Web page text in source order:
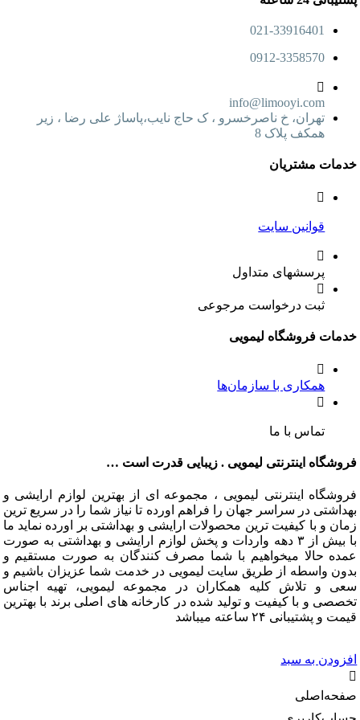
021-33916401
0912-3358570
info@limooyi.com
تهران، خ ناصرخسرو ، ک حاج نایب،پاساژ علی رضا ، زیر
همکف پلاک 8
مشتریان
قوانین سایت
پرسشهای متداول
ثبت درخواست مرجوعی
فروشگاه لیمویی
همکاری با سازمان‌ها
تماس با ما
اینترنتی لیمویی . زیبایی قدرت است …
اینترنتی لیمویی ، مجموعه ای از بهترین لوازم ارایشی و
در سراسر جهان را فراهم اورده تا نیاز شما را در سریع ترین
و با کیفیت ترین محصولات ارایشی و بهداشتی بر اورده نماید ما
با بیش از ۳ دهه واردات و پخش لوازم ارایشی و بهداشتی به صورت
حالا میخواهیم با شما مصرف کنندگان به صورت مستقیم و
واسطه از طریق سایت لیمویی در خدمت شما عزیزان باشیم و
و تلاش کلیه همکاران در مجموعه لیمویی، تهیه اجناس
و با کیفیت و تولید شده در کارخانه های اصلی برند با بهترین
۲۴ ساعته میباشد
به سبد